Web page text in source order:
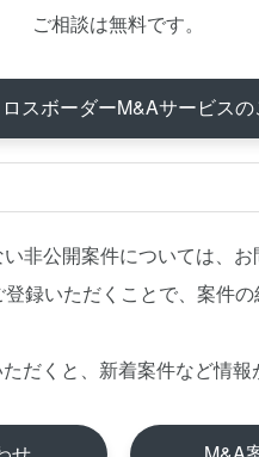
ご相談は無料です。
スボーダーM&Aサービスの
非公開案件については、お
録いただくことで、案件の
だくと、新着案件など情報